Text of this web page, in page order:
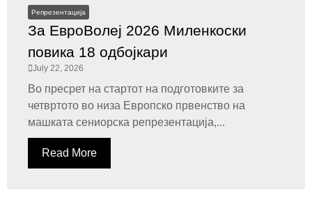
Репрезентација
За ЕвроВолеј 2026 Миленкоски
повика 18 одбојкари
July 22, 2026
Во пресрет на стартот на подготовките за
четвртото во низа Европско првенство на
машката сениорска репрезентација,...
Read More